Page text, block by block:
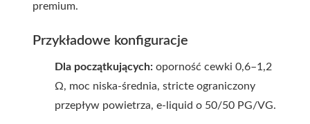
premium.
Przykładowe konfiguracje
Dla początkujących: oporność cewki 0,6–1,2
Ω, moc niska-średnia, stricte ograniczony
przepływ powietrza, e-liquid o 50/50 PG/VG.